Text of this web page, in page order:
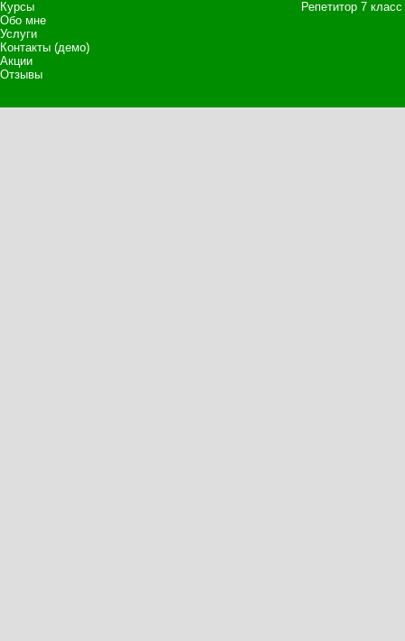
Курсы
Обо мне
Услуги
Контакты (демо)
Акции
Отзывы
Репетитор 7 класс